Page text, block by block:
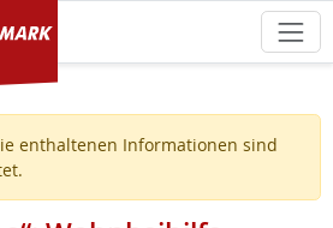
enthaltenen Informationen sind